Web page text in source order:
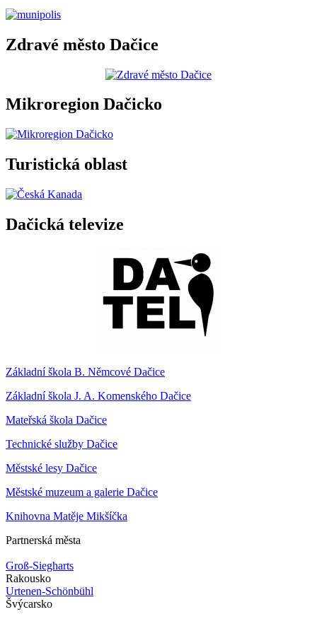
Zdravé město Dačice
Mikroregion Dačicko
Turistická oblast
Dačická televize
Základní škola B. Němcové Dačice
Základní škola J. A. Komenského Dačice
Mateřská škola Dačice
Technické služby Dačice
Městské lesy Dačice
Městské muzeum a galerie Dačice
Knihovna Matěje Mikšíčka
Partnerská města
Groß-Siegharts
Rakousko
Urtenen-Schönbühl
Švýcarsko